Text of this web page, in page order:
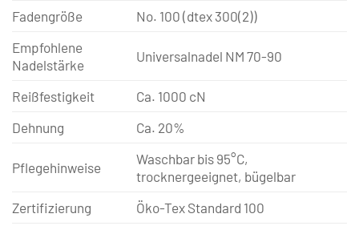
Fadengröße
No. 100 (dtex 300(2))
Empfohlene
Nadelstärke
Universalnadel NM 70-90
Reißfestigkeit
Ca. 1000 cN
Dehnung
Ca. 20%
Pflegehinweise
Waschbar bis 95°C,
trocknergeeignet, bügelbar
Zertifizierung
Öko-Tex Standard 100